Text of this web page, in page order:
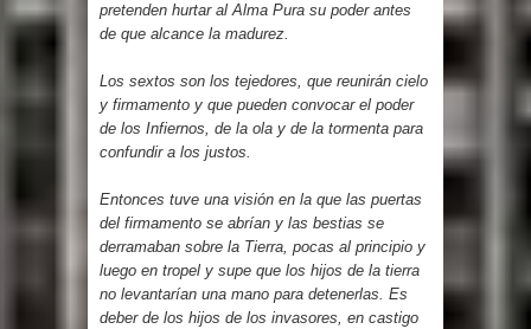
pretenden hurtar al Alma Pura su poder antes
de que alcance la madurez.
Los sextos son los tejedores, que reunirán cielo
y firmamento y que pueden convocar el poder
de los Infiernos, de la ola y de la tormenta para
confundir a los justos.
Entonces tuve una visión en la que las puertas
del firmamento se abrían y las bestias se
derramaban sobre la Tierra, pocas al principio y
luego en tropel y supe que los hijos de la tierra
no levantarían una mano para detenerlas. Es
deber de los hijos de los invasores, en castigo